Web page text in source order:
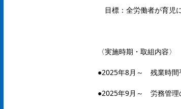
目標：全労働者が育児
〈実施時期・取組内容〉
●2025年8月～ 残業時間
●2025年9月～ 労務管理